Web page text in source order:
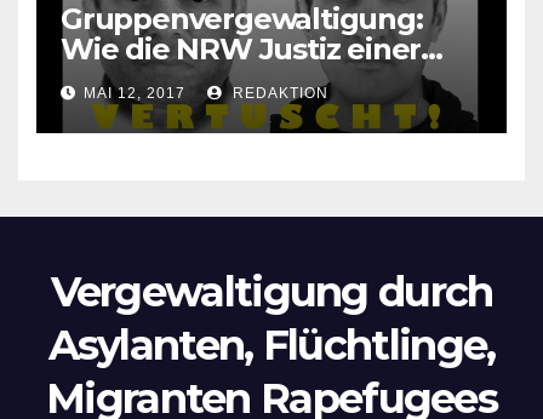
Gruppenvergewaltigung:
Wie die NRW Justiz einer
Lokalzeitung verbietet diese
Bilder zu veröffentlichen
MAI 12, 2017 REDAKTION
Vergewaltigung durch
Asylanten, Flüchtlinge,
Migranten Rapefugees